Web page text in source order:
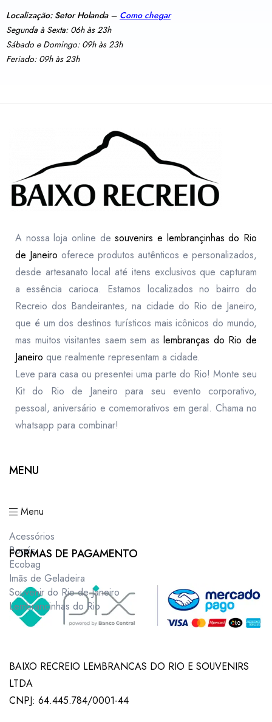
Localização: Setor Holanda – Como chegar
Segunda à Sexta: 06h às 23h
Sábado e Domingo: 09h às 23h
Feriado: 09h às 23h
A nossa loja online desouvenirs e lembrançinhas do Rio
de Janeiro oferece produtos autênticos e personalizados,
desde artesanato local até itens exclusivos que capturam
a essência carioca. Estamos localizados no bairro do
Recreio dos Bandeirantes, na cidade do Rio de Janeiro,
que é um dos destinos turísticos mais icônicos do mundo,
mas muitos visitantes saem sem aslembranças do Rio de
Janeiro que realmente representam a cidade.
Leve para casa ou presentei uma parte do Rio! Monte seu
Kit do Rio de Janeiro para seu evento corporativo,
pessoal, aniversário e comemorativos em geral. Chama no
whatsapp para combinar!
MENU
Menu
Acessórios
Bonés
Ecobag
Imãs de Geladeira
Souvenir do Rio de Janeiro
Lembrancinhas do Rio
FORMAS DE PAGAMENTO
BAIXO RECREIO LEMBRANCAS DO RIO E SOUVENIRS
LTDA
CNPJ: 64.445.784/0001-44